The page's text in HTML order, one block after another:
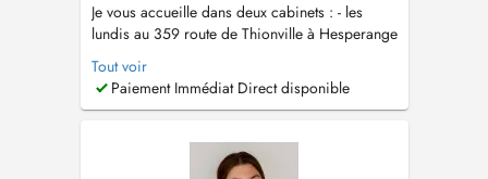
Je vous accueille dans deux cabinets : - les
lundis au 359 route de Thionville à Hesperange
(661 421 661) - les jeudis au 8 rue Johny Flick à
Merl (28 66 500) Prise en charge des patients
de tout âge pour : - contrôle de routine - soin
Tout voir
Paiement Immédiat Direct disponible